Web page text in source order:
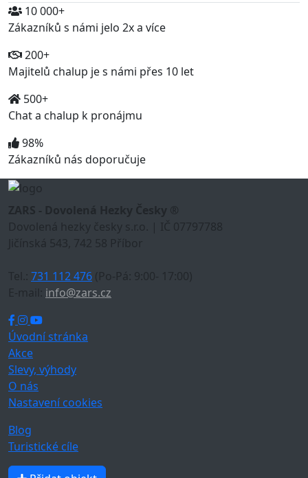
10 000+
Zákazníků s námi jelo 2x a více
200+
Majitelů chalup je s námi přes 10 let
500+
Chat a chalup k pronájmu
98%
Zákazníků nás doporučuje
ZARS - Dovolená Hezky Česky ®
Dovolená hezky česky s.r.o. | IČ 07797788
Jičínská 543, 742 58 Příbor
Tel.: 731 112 476 (Po-Pá: 9:00- 17:00)
E-mail: info@zars.cz
Úvodní stránka
Akce
Slevy, výhody
O nás
Nastavení cookies
Blog
Turistické cíle